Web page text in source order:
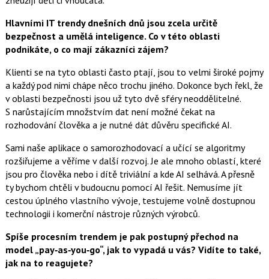
Hlavními IT trendy dnešních dnů jsou zcela určitě
bezpečnost a umělá inteligence. Co v této oblasti
podnikáte, o co mají zákazníci zájem?
Klienti se na tyto oblasti často ptají, jsou to velmi široké pojmy
a každý pod nimi chápe něco trochu jiného. Dokonce bych řekl, že
v oblasti bezpečnosti jsou už tyto dvě sféry neoddělitelné.
S narůstajícím množstvím dat není možné čekat na
rozhodování člověka a je nutné dát důvěru specifické AI.
Sami naše aplikace o samorozhodovací a učící se algoritmy
rozšiřujeme a věříme v další rozvoj. Je ale mnoho oblastí, které
jsou pro člověka nebo i dítě triviální a kde AI selhává. A přesně
ty bychom chtěli v budoucnu pomocí AI řešit. Nemusíme jít
cestou úplného vlastního vývoje, testujeme volně dostupnou
technologii i komerční nástroje různých výrobců.
Spíše procesním trendem je pak postupný přechod na
model „pay‑as‑you‑go“, jak to vypadá u vás? Vidíte to také,
jak na to reagujete?